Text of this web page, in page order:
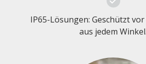
IP65-Lösungen: Geschützt
aus jedem Winkel.